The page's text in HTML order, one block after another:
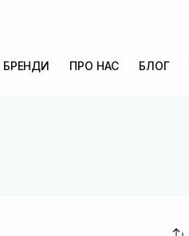
БРЕНДИ ПРО НАС БЛОГ